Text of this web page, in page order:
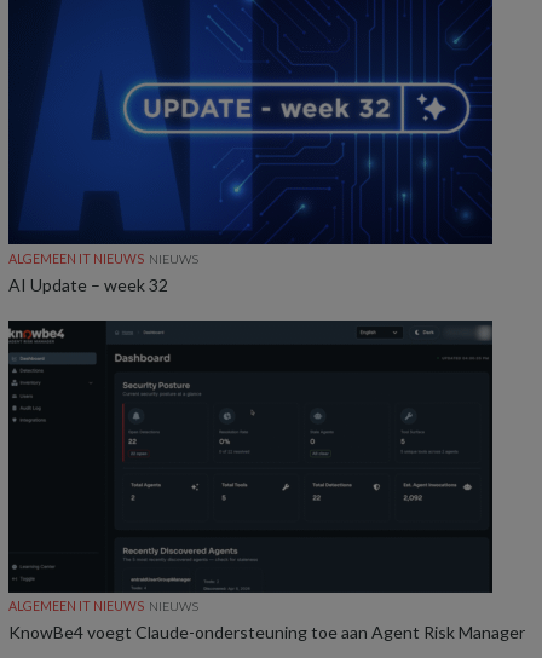
ALGEMEEN IT NIEUWS NIEUWS
AI Update – week 32
ALGEMEEN IT NIEUWS NIEUWS
KnowBe4 voegt Claude-ondersteuning toe aan Agent Risk Manager